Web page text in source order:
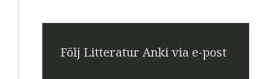
Följ Litteratur Anki via e-post